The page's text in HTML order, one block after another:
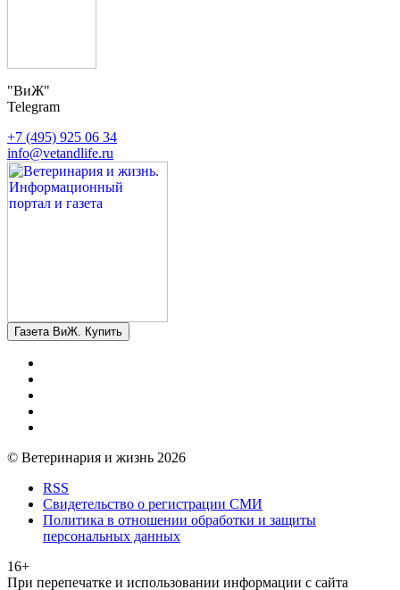
"ВиЖ"
Telegram
+7 (495) 925 06 34
info@vetandlife.ru
Газета ВиЖ. Купить
© Ветеринария и жизнь 2026
RSS
Свидетельство о регистрации СМИ
Политика в отношении обработки и защиты
персональных данных
16+
При перепечатке и использовании информации с сайта